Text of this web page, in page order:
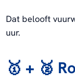
Dat belooft
uur.
🥇 + 🥈